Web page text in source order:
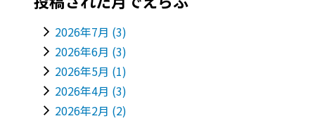
2026年7月 (3)
2026年6月 (3)
2026年5月 (1)
2026年4月 (3)
2026年2月 (2)